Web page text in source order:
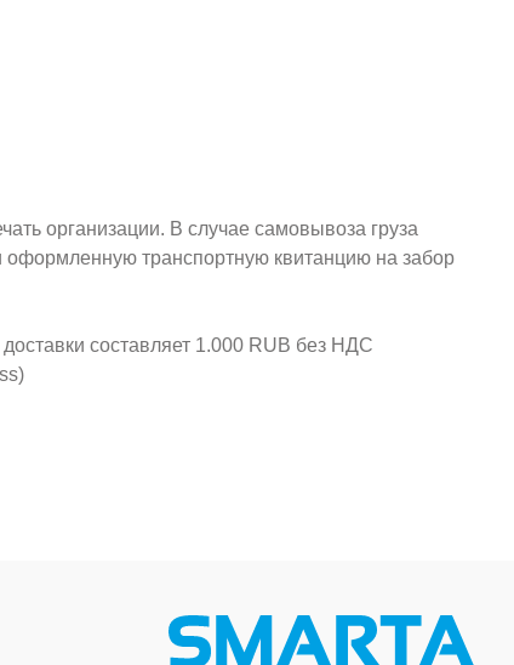
организации. В случае самовывоза груза
оформленную транспортную квитанцию на забор
составляет 1.000 RUB без НДС